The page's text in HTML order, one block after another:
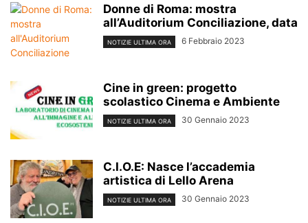
Donne di Roma: mostra
all’Auditorium Conciliazione, data
NOTIZIE ULTIMA ORA 6 Febbraio 2023
Cine in green: progetto
scolastico Cinema e Ambiente
NOTIZIE ULTIMA ORA 30 Gennaio 2023
C.I.O.E: Nasce l’accademia
artistica di Lello Arena
NOTIZIE ULTIMA ORA 30 Gennaio 2023